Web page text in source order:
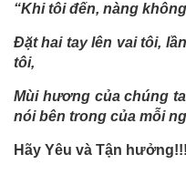
“Khi tôi đến, nàng
Đặt hai tay lên vai tôi,
tôi,
Mùi hương của chúng
nói bên trong của mỗi
Hãy Yêu và Tận